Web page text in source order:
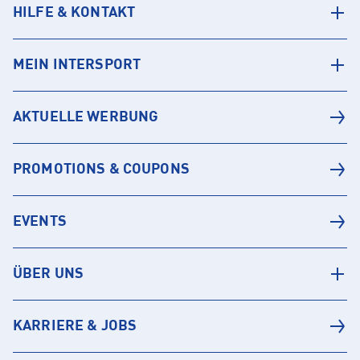
HILFE & KONTAKT
MEIN INTERSPORT
AKTUELLE WERBUNG
PROMOTIONS & COUPONS
EVENTS
ÜBER UNS
KARRIERE & JOBS